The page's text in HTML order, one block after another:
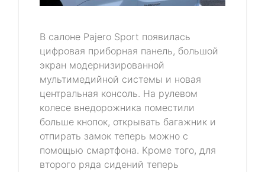
В салоне Pajero Sport появилась
цифровая приборная панель, большой
экран модернизированной
мультимедийной системы и новая
центральная консоль. На рулевом
колесе внедорожника поместили
больше кнопок, открывать багажник и
отпирать замок теперь можно с
помощью смартфона. Кроме того, для
второго ряда сидений теперь